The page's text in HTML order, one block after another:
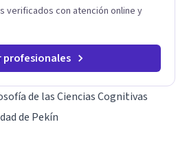
verificados con atención online y
profesionales
de las Ciencias Cognitivas
de Pekín